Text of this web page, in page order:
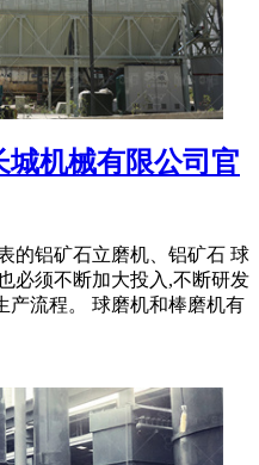
机械有限公司官
的铝矿石立磨机、铝矿石 球
必须不断加大投入,不断研发
产流程。 球磨机和棒磨机有